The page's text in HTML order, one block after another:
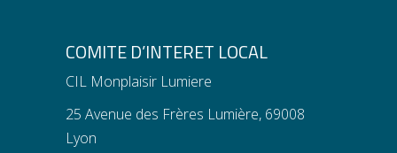
COMITE D’INTERET LOCAL
CIL Monplaisir Lumiere
25 Avenue des Frères Lumière, 69008
Lyon